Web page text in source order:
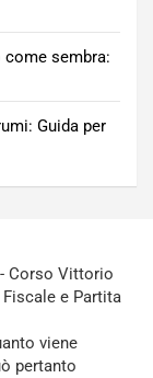
come sembra:
Guida per
Corso Vittorio
Fiscale e Partita
viene
pertanto